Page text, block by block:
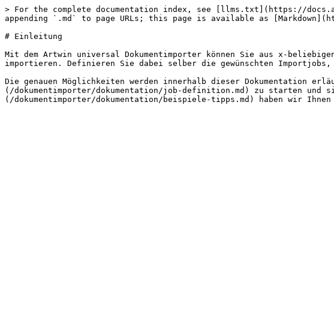
> For the complete documentation index, see [llms.txt](https://
appending `.md` to page URLs; this page is available as
# Einleitung
Mit dem Artwin universal Dokumentimporter können Sie aus x-
importieren. Definieren Sie dabei selber die gewünschten
Die genauen Möglichkeiten werden innerhalb dieser Dokumentation
(/dokumentimporter/dokumentation/job-definition.md) zu starten